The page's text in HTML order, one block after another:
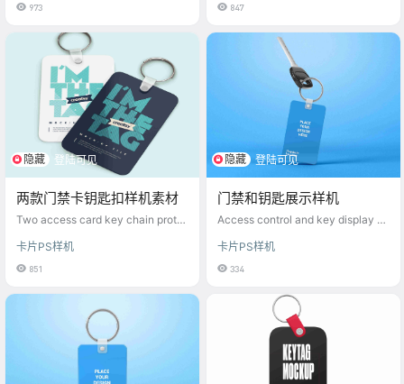
973 847
隐藏 登陆可见
两款门禁卡钥匙扣样机素材
Two access card key chain protot
卡片PS样机
851
隐藏 登陆可见
门禁和钥匙展示样机
Access control and key display pr
卡片PS样机
334